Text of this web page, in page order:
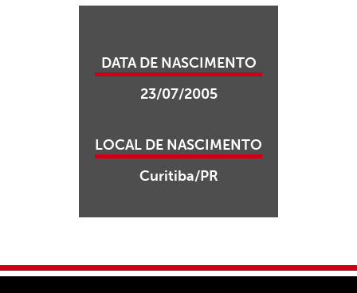
DATA DE NASCIMENTO
23/07/2005
LOCAL DE NASCIMENTO
Curitiba/PR